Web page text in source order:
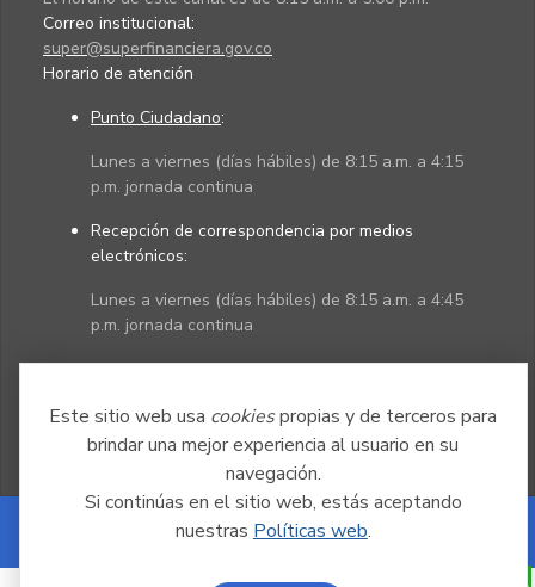
Este sitio web usa cookiespropias y de terceros para
brindar una mejor experiencia al usuario en su
navegación.
Si continúas en el sitio web, estás aceptando
nuestras Políticas web.
Correo institucional:
super@superfinanciera.gov.co
Horario de atención
Punto Ciudadano:
Lunes a viernes (días hábiles) de 8:15 a.m. a 4:15
p.m. jornada continua
Recepción de correspondencia por medios
electrónicos:
Lunes a viernes (días hábiles) de 8:15 a.m. a 4:45
p.m. jornada continua
Powered by Nexura